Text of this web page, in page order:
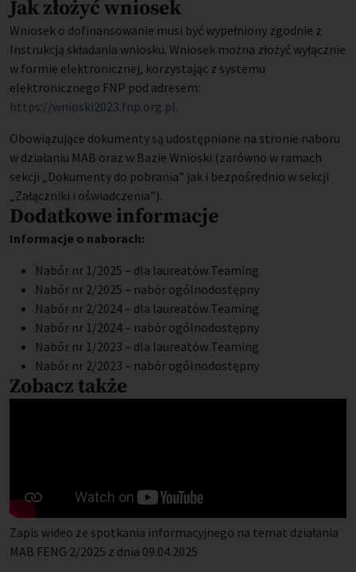
Jak złożyć wniosek
Wniosek o dofinansowanie musi być wypełniony zgodnie z
Instrukcją składania wniosku. Wniosek można złożyć wyłącznie
w formie elektronicznej, korzystając z systemu
elektronicznego FNP pod adresem:
https://wnioski2023.fnp.org.pl.
Obowiązujące dokumenty są udostępniane na stronie naboru
w działaniu MAB oraz w Bazie Wnioski (zarówno w ramach
sekcji „Dokumenty do pobrania” jak i bezpośrednio w sekcji
„Załączniki i oświadczenia”).
Dodatkowe informacje
Informacje o naborach:
Nabór nr 1/2025 – dla laureatów Teaming
Nabór nr 2/2025 – nabór ogólnodostępny
Nabór nr 2/2024 – dla laureatów Teaming
Nabór nr 1/2024 – nabór ogólnodostępny
Nabór nr 1/2023 – dla laureatów Teaming
Nabór nr 2/2023 – nabór ogólnodostępny
Zobacz także
Zapis wideo ze spotkania informacyjnego na temat działania
MAB FENG 2/2025 z dnia 09.04.2025